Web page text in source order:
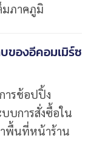
มภาคภูมิ
ของอีคอมเมิร์ซ
ารช้อปปิ้ง
บการสั่งซื้อใน
พื้นที่หน้าร้าน